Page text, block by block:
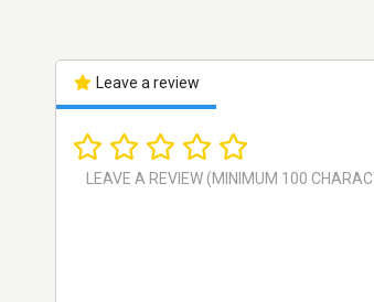
Leave a review